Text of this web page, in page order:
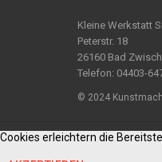
Kleine Werkstatt
Peterstr. 18
26160 Bad
Telefon: 04403-
© 2024
Cookies erleichtern die